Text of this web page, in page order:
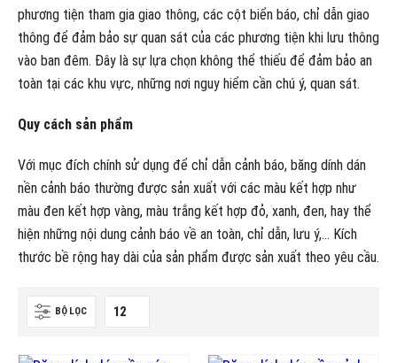
phương tiện tham gia giao thông, các cột biển báo, chỉ dẫn giao
thông để đảm bảo sự quan sát của các phương tiện khi lưu thông
vào ban đêm. Đây là sự lựa chọn không thể thiếu để đảm bảo an
toàn tại các khu vực, những nơi nguy hiểm cần chú ý, quan sát.
Quy cách sản phẩm
Với mục đích chính sử dụng để chỉ dẫn cảnh báo, băng dính dán
nền cảnh báo thường được sản xuất với các màu kết hợp như
màu đen kết hợp vàng, màu trắng kết hợp đỏ, xanh, đen, hay thể
hiện những nội dung cảnh báo về an toàn, chỉ dẫn, lưu ý,… Kích
thước bề rộng hay dài của sản phẩm được sản xuất theo yêu cầu.
BỘ LỌC